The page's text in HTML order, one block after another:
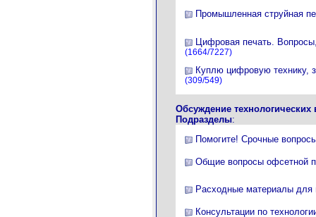
Промышленная струйная
Цифровая печать.
(1664/7227)
Куплю цифровую технику,
(309/549)
Обсуждение технологических
Подразделы:
Помогите! Срочные
Общие вопросы офсетной
Расходные материалы для
Консультации по